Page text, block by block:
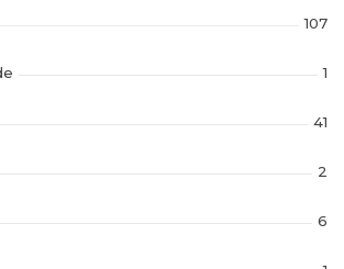
107
1
41
2
6